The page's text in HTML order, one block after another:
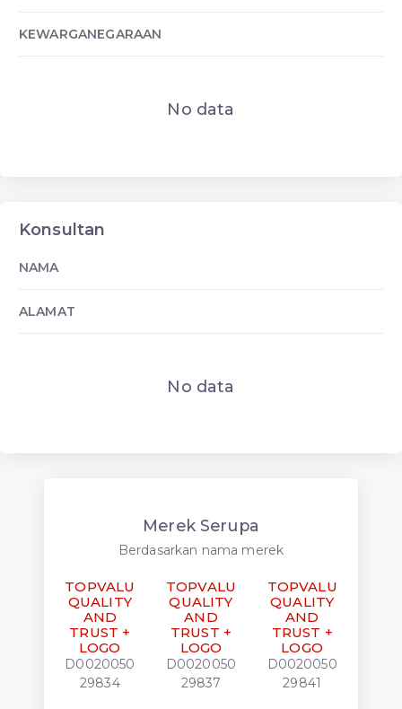
KEWARGANEGARAAN
No data
Konsultan
NAMA
ALAMAT
No data
Merek Serupa
Berdasarkan nama merek
TOPVALU
QUALITY
AND
TRUST +
LOGO
D0020050
29834
TOPVALU
QUALITY
AND
TRUST +
LOGO
D0020050
29837
TOPVALU
QUALITY
AND
TRUST +
LOGO
D0020050
29841